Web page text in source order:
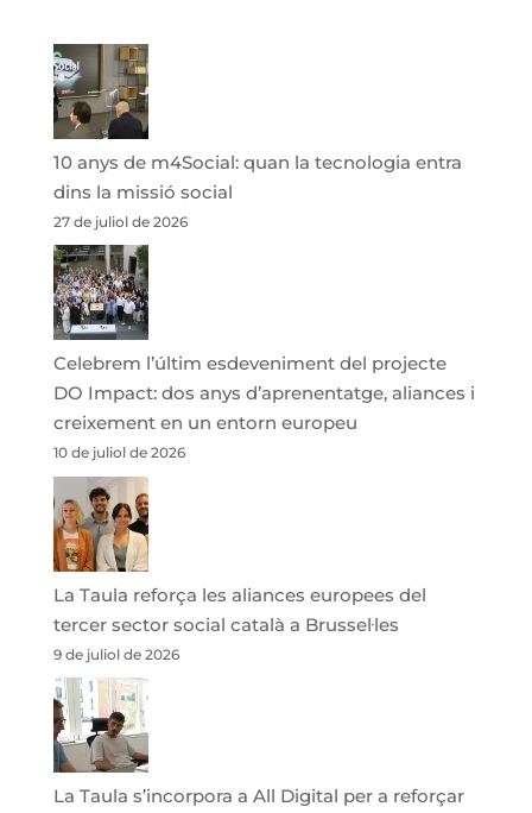
10 anys de m4Social: quan la tecnologia entra
dins la missió social
27 de juliol de 2026
Celebrem l’últim esdeveniment del projecte
DO Impact: dos anys d’aprenentatge, aliances i
creixement en un entorn europeu
10 de juliol de 2026
La Taula reforça les aliances europees del
tercer sector social català a Brussel·les
9 de juliol de 2026
La Taula s’incorpora a All Digital per a reforçar